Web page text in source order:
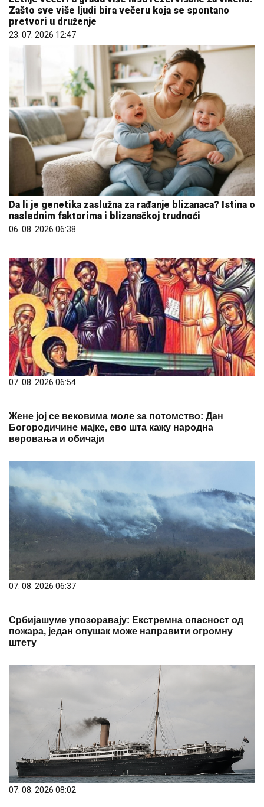
Zašto sve više ljudi bira večeru koja se spontano
pretvori u druženje
23. 07. 2026 12:47
Da li je genetika zaslužna za rađanje blizanaca? Istina o
naslednim faktorima i blizanačkoj trudnoći
06. 08. 2026 06:38
07. 08. 2026 06:54
Жене јој се вековима моле за потомство: Дан
Богородичине мајке, ево шта кажу народна
веровања и обичаји
07. 08. 2026 06:37
Србијашуме упозоравају: Екстремна опасност од
пожара, један опушак може направити огромну
штету
07. 08. 2026 08:02